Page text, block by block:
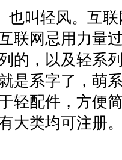
叫轻风。互联
联网忌用力量
的，以及轻系
是系字了，萌
轻配件，方便
大类均可注册